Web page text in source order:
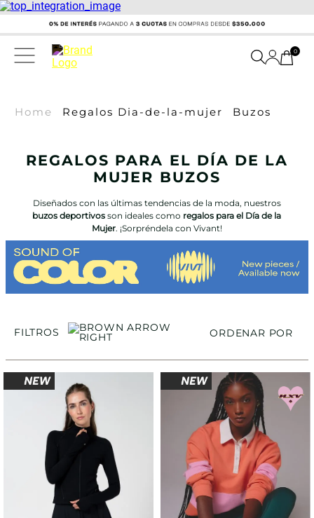
0
Home Regalos Dia-de-la-mujer Buzos
REGALOS PARA EL DÍA DE LA
MUJER BUZOS
Diseñados con las últimas tendencias de la moda, nuestros
buzos deportivos son ideales como regalos para el Día de la
Mujer. ¡Sorpréndela con Vivant!
FILTROS ORDENAR POR